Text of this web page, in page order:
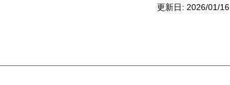
更新日: 2026/01/16